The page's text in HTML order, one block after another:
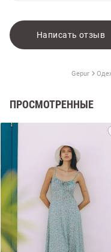
Написать отзыв
Gepur
ПРОСМОТРЕННЫЕ